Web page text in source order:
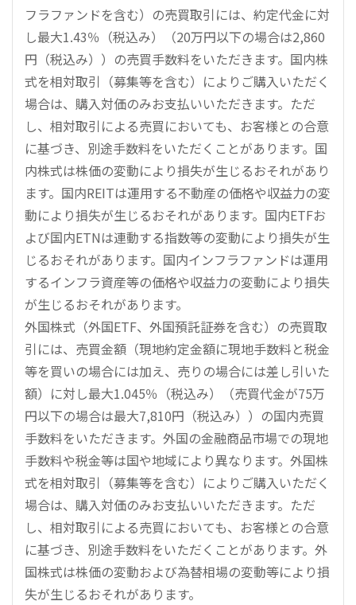
フラファンドを含む）の売買取引には、約定代金に対
し最大1.43％（税込み）（20万円以下の場合は2,860
円（税込み））の売買手数料をいただきます。国内株
式を相対取引（募集等を含む）によりご購入いただく
場合は、購入対価のみお支払いいただきます。ただ
し、相対取引による売買においても、お客様との合意
に基づき、別途手数料をいただくことがあります。国
内株式は株価の変動により損失が生じるおそれがあり
ます。国内REITは運用する不動産の価格や収益力の変
動により損失が生じるおそれがあります。国内ETFお
よび国内ETNは連動する指数等の変動により損失が生
じるおそれがあります。国内インフラファンドは運用
するインフラ資産等の価格や収益力の変動により損失
が生じるおそれがあります。
外国株式（外国ETF、外国預託証券を含む）の売買取
引には、売買金額（現地約定金額に現地手数料と税金
等を買いの場合には加え、売りの場合には差し引いた
額）に対し最大1.045％（税込み）（売買代金が75万
円以下の場合は最大7,810円（税込み））の国内売買
手数料をいただきます。外国の金融商品市場での現地
手数料や税金等は国や地域により異なります。外国株
式を相対取引（募集等を含む）によりご購入いただく
場合は、購入対価のみお支払いいただきます。ただ
し、相対取引による売買においても、お客様との合意
に基づき、別途手数料をいただくことがあります。外
国株式は株価の変動および為替相場の変動等により損
失が生じるおそれがあります。